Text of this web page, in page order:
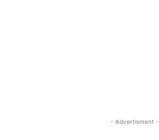
- Advertisment -